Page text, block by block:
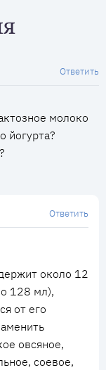
Ответить
молоко
йогурта?
Ответить
около 12
128 мл),
от его
овсяное,
соевое,